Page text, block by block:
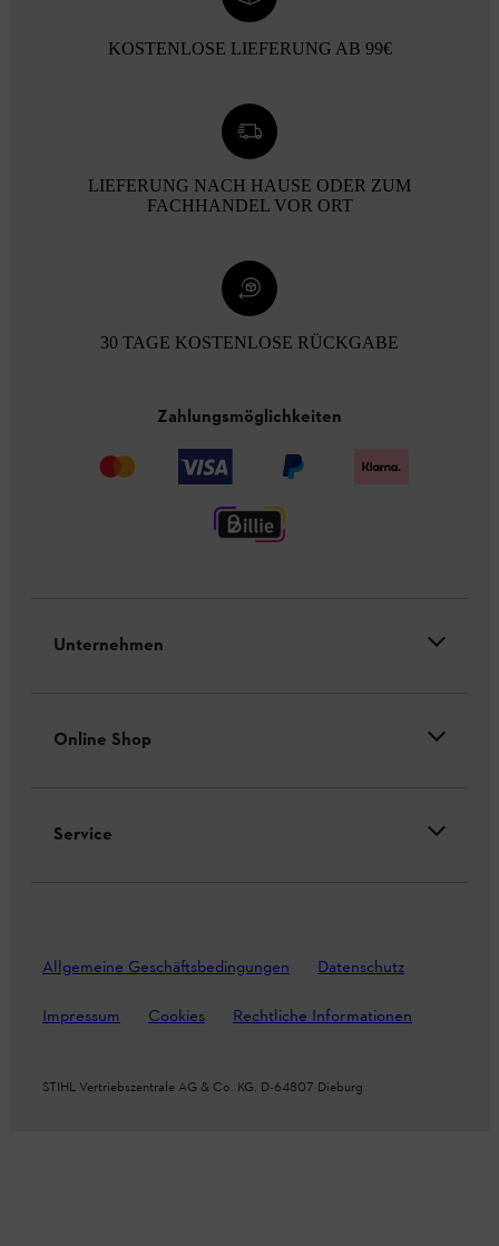
KOSTENLOSE LIEFERUNG AB 99€
LIEFERUNG NACH HAUSE ODER ZUM
FACHHANDEL VOR ORT
30 TAGE KOSTENLOSE RÜCKGABE
Zahlungsmöglichkeiten
Unternehmen
Online Shop
Service
Allgemeine Geschäftsbedingungen Datenschutz
Impressum Cookies Rechtliche Informationen
STIHL Vertriebszentrale AG & Co. KG, D-64807 Dieburg